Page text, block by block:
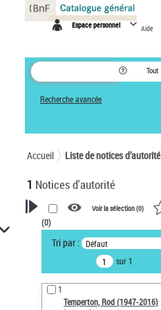
Espace personnel Aide
Tout
Recherche avancée
Accueil Liste de notices d’autorité
1 Notices d'autorité
VOTRE RECHERCHE
Recherche avancée dans les
notices d’autorité
Œuvres liées à l'auteur :
Temperton, Rod (1947-2016)
Voir la sélection (0)
(0)
Tri par : Défaut
sur 1
1
Temperton, Rod (1947-2016)
Panneau de gestion des cookies